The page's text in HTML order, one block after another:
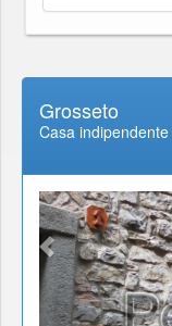
Grosseto
Casa